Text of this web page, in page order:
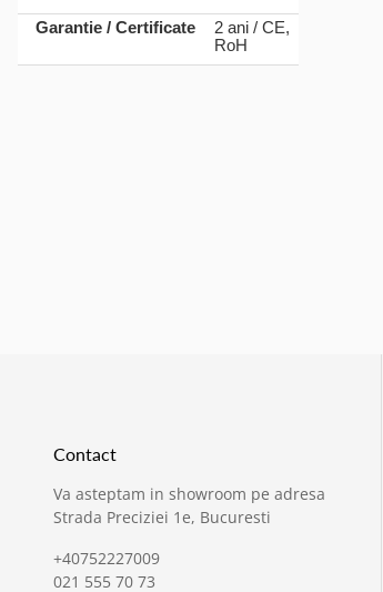
Garantie / Certificate
2 ani / CE,
RoH
Contact
Va asteptam in showroom pe adresa
Strada Preciziei 1e, Bucuresti
+40752227009
021 555 70 73